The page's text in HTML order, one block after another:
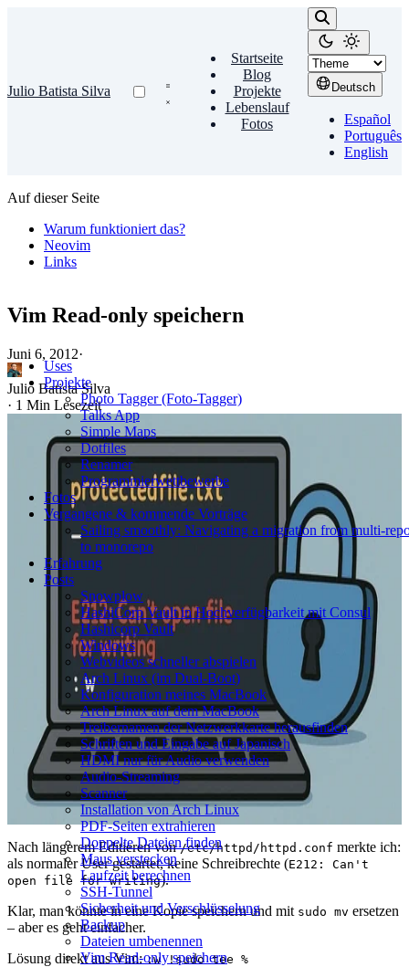
Julio Batista Silva
Startseite
Blog
Projekte
Lebenslauf
Fotos
Deutsch
Español
Português
English
Uses
Projekte
Photo Tagger (Foto-Tagger)
Talks App
Simple Maps
Dotfiles
Renamer
Programmierwettbewerbe
Fotos
Vergangene & kommende Vorträge
Sailing smoothly: Navigating a migration from multi-
to monorepo
Erfahrung
Posts
Snowplow
HashiCorp Vault in Hochverfügbarkeit mit Consul
Hashicorp Vault
Windows
Webvideos schneller abspielen
Arch Linux (im Dual‑Boot)
Konfiguration meines MacBook
Arch Linux auf dem MacBook
Treibernamen der Netzwerkkarte herausfinden
Schriften und Eingabe auf Japanisch
HDMI nur für Audio verwenden
Audio-Streaming
Scanner
Installation von Arch Linux
PDF-Seiten extrahieren
Doppelte Dateien finden
Maus verstecken
Laufzeit berechnen
SSH-Tunnel
Sicherheit und Verschlüsselung
Backup
Dateien umbenennen
Vim Read‑only speichern
Auf dieser Seite
Warum funktioniert das?
Neovim
Links
Vim Read‑only speichern
Juni 6, 2012·
Julio Batista Silva
· 1 Min Lesezeit
Nach längerem Editieren von/etc/httpd/httpd.conf merkte ich:
als normaler User gestartet, keine Schreibrechte (E212: Can't
open file for writing).
Klar, man könnte in eine Kopie speichern und mit sudo mv ersetzen
– aber es geht einfacher.
Lösung direkt aus Vim::w !sudo tee %